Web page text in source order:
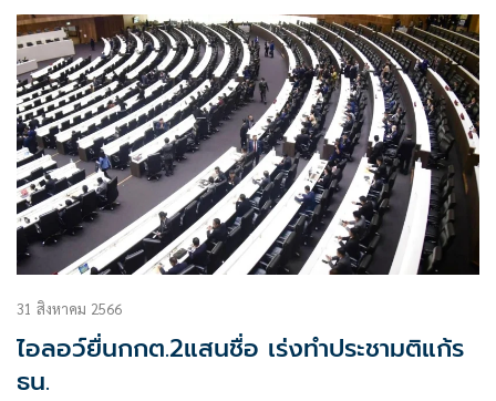
31 สิงหาคม 2566
ไอลอว์ยื่นกกต.2แสนชื่อ เร่งทำประชามติแก้ร
ธน.